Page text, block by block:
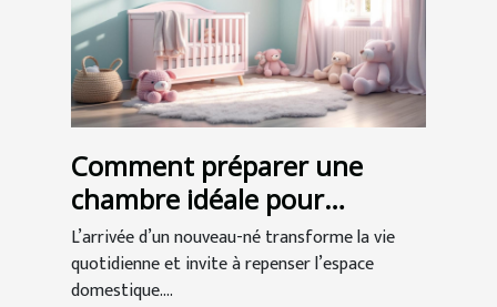
Comment préparer une
chambre idéale pour
l'arrivée de bébé ?
L’arrivée d’un nouveau-né transforme la vie
quotidienne et invite à repenser l’espace
domestique....